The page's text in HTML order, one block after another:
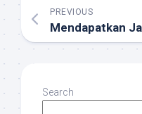
PREVIOUS
Search